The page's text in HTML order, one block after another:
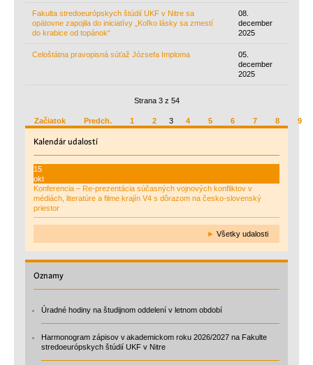
Fakulta stredo­európskych štúdií UKF v Nitre sa
opätovne zapojila do iniciatívy „Koľko lásky sa zmestí
do krabice od topánok“
08.
december
2025
Celoštátna pravopisná súťaž Józsefa Imploma
05.
december
2025
Strana 3 z 54
Začiatok Predch. 1 2 3 4 5 6 7 8 9
Kalendárudalostí
15
okt
Konferencia – Re-prezentácia súčasných vojnových konfliktov v
médiách, literatúre a filme krajín V4 s dôrazom na česko-slovenský
priestor
► Všetky udalosti
Oznamy
Úradné hodiny na študijnom oddelení v letnom období
Harmonogram zápisov v akademickom roku 2026/2027 na Fakulte
stredoeurópskych štúdií UKF v Nitre